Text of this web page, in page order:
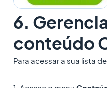
6.
conteúdo
Para acessar a sua lista